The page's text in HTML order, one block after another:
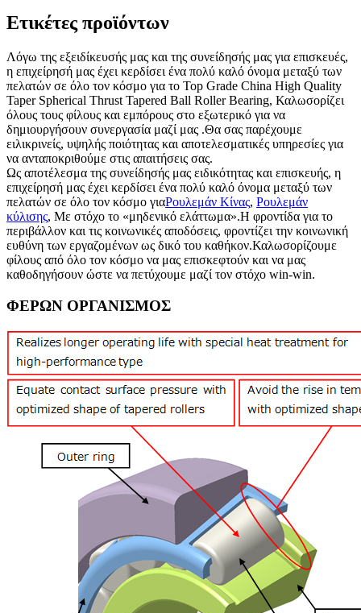
Ετικέτες προϊόντων
Λόγω της εξειδίκευσής μας και της συνείδησής μας για επισκευές,
η επιχείρησή μας έχει κερδίσει ένα πολύ καλό όνομα μεταξύ των
πελατών σε όλο τον κόσμο για το Top Grade China High Quality
Taper Spherical Thrust Tapered Ball Roller Bearing, Καλωσορίζει
όλους τους φίλους και εμπόρους στο εξωτερικό για να
δημιουργήσουν συνεργασία μαζί μας .Θα σας παρέχουμε
ειλικρινείς, υψηλής ποιότητας και αποτελεσματικές υπηρεσίες για
να ανταποκριθούμε στις απαιτήσεις σας.
Ως αποτέλεσμα της συνείδησής μας ειδικότητας και επισκευής, η
επιχείρησή μας έχει κερδίσει ένα πολύ καλό όνομα μεταξύ των
πελατών σε όλο τον κόσμο γιαΡουλεμάν Κίνας, Ρουλεμάν
κύλισης, Με στόχο το «μηδενικό ελάττωμα».Η φροντίδα για το
περιβάλλον και τις κοινωνικές αποδόσεις, φροντίζει την κοινωνική
ευθύνη των εργαζομένων ως δικό του καθήκον.Καλωσορίζουμε
φίλους από όλο τον κόσμο να μας επισκεφτούν και να μας
καθοδηγήσουν ώστε να πετύχουμε μαζί τον στόχο win-win.
ΦΕΡΩΝ ΟΡΓΑΝΙΣΜΟΣ